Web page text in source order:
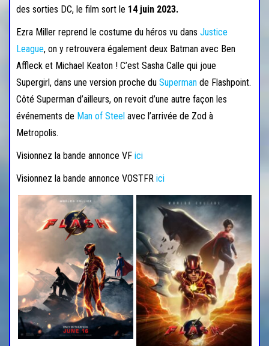
des sorties DC, le film sort le 14 juin 2023.
Ezra Miller reprend le costume du héros vu dans Justice
League, on y retrouvera également deux Batman avec Ben
Affleck et Michael Keaton ! C’est Sasha Calle qui joue
Supergirl, dans une version proche du Superman de Flashpoint.
Côté Superman d’ailleurs, on revoit d’une autre façon les
événements de Man of Steel avec l’arrivée de Zod à
Metropolis.
Visionnez la bande annonce VF ici
Visionnez la bande annonce VOSTFR ici